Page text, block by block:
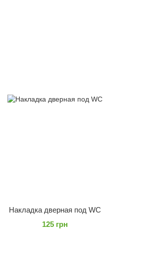
Накладка дверная под WC
125 грн